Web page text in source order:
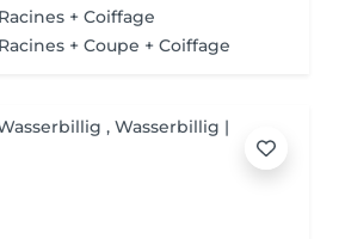
+ Coiffage
+ Coupe + Coiffage